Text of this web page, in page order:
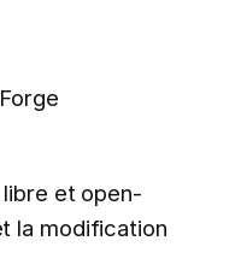
et open-
la modification